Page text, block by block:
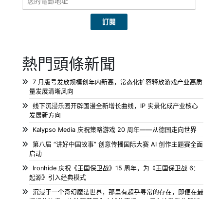
熱門頭條新聞
7 月版号发放规模创年内新高，常态化扩容释放游戏产业高质
量发展清晰风向
线下沉浸乐园开辟国漫全新增长曲线，IP 实景化成产业核心
发展新方向
Kalypso Media 庆祝策略游戏 20 周年——从德国走向世界
第八届 “讲好中国故事” 创意传播国际大赛 AI 创作主题赛全面
启动
Ironhide 庆祝《王国保卫战》15 周年，为《王国保卫战 6：
起源》引入经典模式
沉浸于一个奇幻魔法世界，那里有超乎寻常的存在，即便在最